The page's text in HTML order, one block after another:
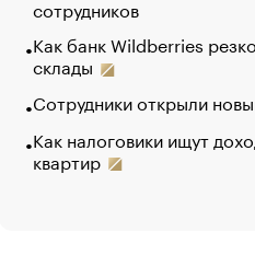
сотрудников
Как банк Wildberries
склады
Сотрудники открыли
Как налоговики ищут
квартир